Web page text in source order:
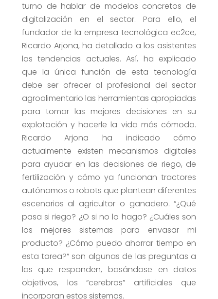
turno de hablar de modelos concretos de
digitalización en el sector. Para ello, el
fundador de la empresa tecnológica ec2ce,
Ricardo Arjona, ha detallado a los asistentes
las tendencias actuales. Así, ha explicado
que la única función de esta tecnología
debe ser ofrecer al profesional del sector
agroalimentario las herramientas apropiadas
para tomar las mejores decisiones en su
explotación y hacerle la vida más cómoda.
Ricardo Arjona ha indicado cómo
actualmente existen mecanismos digitales
para ayudar en las decisiones de riego, de
fertilización y cómo ya funcionan tractores
autónomos o robots que plantean diferentes
escenarios al agricultor o ganadero. “¿Qué
pasa si riego? ¿O si no lo hago? ¿Cuáles son
los mejores sistemas para envasar mi
producto? ¿Cómo puedo ahorrar tiempo en
esta tarea?” son algunas de las preguntas a
las que responden, basándose en datos
objetivos, los “cerebros” artificiales que
incorporan estos sistemas.